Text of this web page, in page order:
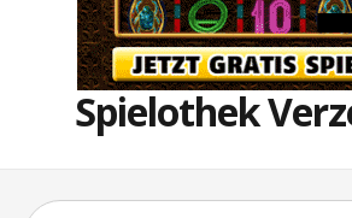
Spielothek